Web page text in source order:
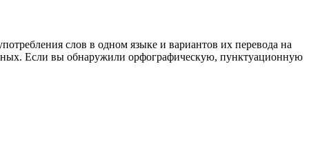
слов в одном языке и вариантов их перевода на
Если вы обнаружили орфографическую, пунктуационную